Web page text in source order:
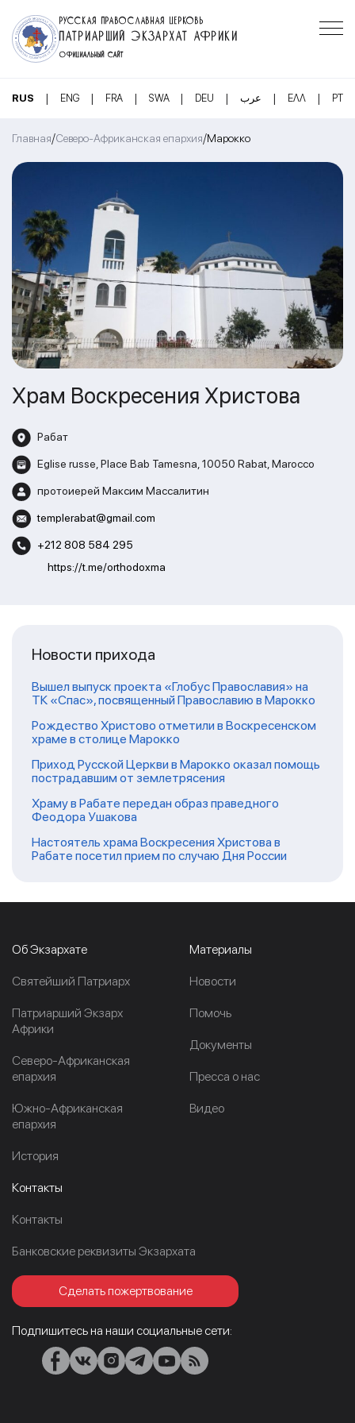
РУССКАЯ ПРАВОСЛАВНАЯ ЦЕРКОВЬ
ПАТРИАРШИЙ ЭКЗАРХАТ АФРИКИ
ОФИЦИАЛЬНЫЙ САЙТ
RUS | ENG | FRA | SWA | DEU | عرب | ΕΛΛ | PT
Главная/Северо-Африканская епархия/Марокко
Храм Воскресения Христова
Рабат
Eglise russe, Place Bab Tamesna, 10050 Rabat, Marocco
протоиерей Максим Массалитин
templerabat@gmail.com
+212 808 584 295
https://t.me/orthodoxma
Новости прихода
Вышел выпуск проекта «Глобус Православия» на
ТК «Спас», посвященный Православию в Марокко
Рождество Христово отметили в Воскресенском
храме в столице Марокко
Приход Русской Церкви в Марокко оказал помощь
пострадавшим от землетрясения
Храму в Рабате передан образ праведного
Феодора Ушакова
Настоятель храма Воскресения Христова в
Рабате посетил прием по случаю Дня России
Об Экзархате
Cвятейший Патриарх
Патриарший Экзарх
Африки
Северо-Африканская
епархия
Южно-Африканская
епархия
История
Материалы
Новости
Помочь
Документы
Пресса о нас
Видео
Контакты
Контакты
Банковские реквизиты Экзархата
Сделать пожертвование
Подпишитесь на наши социальные сети: